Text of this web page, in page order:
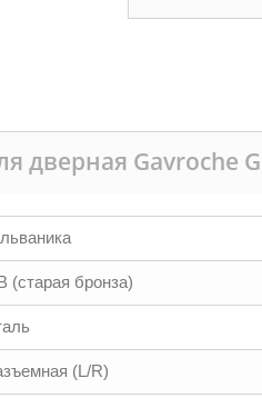
дверная Gavroche
(старая бронза)
(L/R)